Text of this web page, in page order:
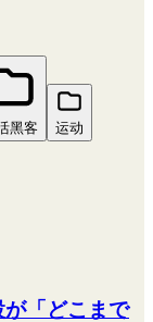
黑客 运动
「どこまで